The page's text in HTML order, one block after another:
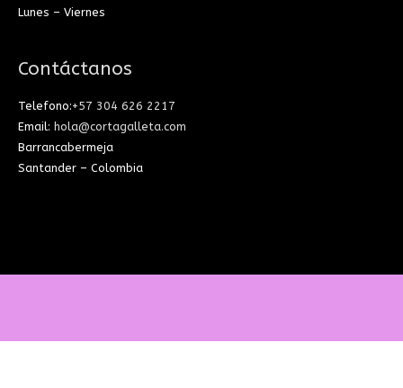
Lunes – Viernes
Contáctanos
Telefono:+57 304 626 2217
Email: hola@cortagalleta.com
Barrancabermeja
Santander – Colombia